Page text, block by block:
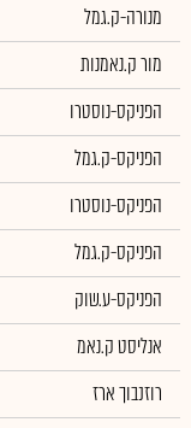
מנורה-ק.גמל
מור ק.נאמנות
הפניקס-נוסטרו
הפניקס-ק.גמל
הפניקס-נוסטרו
הפניקס-ק.גמל
הפניקס-ע.שוק
אנליסט ק.נאמ
רוזנבוך ארז